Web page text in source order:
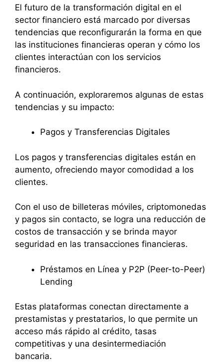
El futuro de la transformación digital en el
sector financiero está marcado por diversas
tendencias que reconfigurarán la forma en que
las instituciones financieras operan y cómo los
clientes interactúan con los servicios
financieros.
A continuación, exploraremos algunas de estas
tendencias y su impacto:
Pagos y Transferencias Digitales
Los pagos y transferencias digitales están en
aumento, ofreciendo mayor comodidad a los
clientes.
Con el uso de billeteras móviles, criptomonedas
y pagos sin contacto, se logra una reducción de
costos de transacción y se brinda mayor
seguridad en las transacciones financieras.
Préstamos en Línea y P2P (Peer-to-Peer)
Lending
Estas plataformas conectan directamente a
prestamistas y prestatarios, lo que permite un
acceso más rápido al crédito, tasas
competitivas y una desintermediación
bancaria.